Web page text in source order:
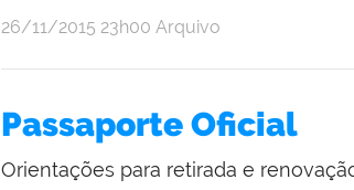
por
Reitoria
publicado
26/11/2015 23h00 Arquivo
Passaporte Oficial
Orientações para retirada e